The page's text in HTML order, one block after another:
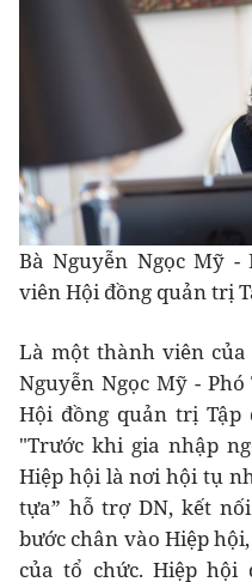
Bà Nguyễn Ngọc Mỹ -
viên Hội đồng quản trị
Là một thành viên của
Nguyễn Ngọc Mỹ -
Hội đồng quản trị Tập
"Trước khi gia nhập
Hiệp hội là nơi hội tụ
tựa” hỗ trợ DN, kết
bước chân vào Hiệp
của tổ chức. Hiệp hội